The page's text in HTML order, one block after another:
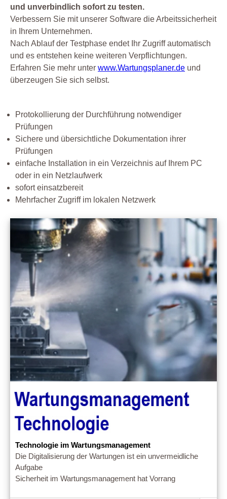
und unverbindlich sofort zu testen.
Verbessern Sie mit unserer Software die Arbeitssicherheit
in Ihrem Unternehmen.
Nach Ablauf der Testphase endet Ihr Zugriff automatisch
und es entstehen keine weiteren Verpflichtungen.
Erfahren Sie mehr unter www.Wartungsplaner.de und
überzeugen Sie sich selbst.
Protokollierung der Durchführung notwendiger
Prüfungen
Sichere und übersichtliche Dokumentation ihrer
Prüfungen
einfache Installation in ein Verzeichnis auf Ihrem PC
oder in ein Netzlaufwerk
sofort einsatzbereit
Mehrfacher Zugriff im lokalen Netzwerk
Technologie im Wartungsmanagement
Die Digitalisierung der Wartungen ist ein unvermeidliche
Aufgabe
Sicherheit im Wartungsmanagement hat Vorrang